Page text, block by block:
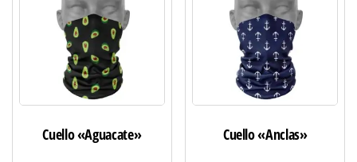
Cuello «Aguacate» Cuello «Anclas»